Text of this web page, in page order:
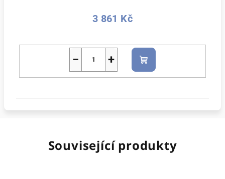
3 861 Kč
+
−
Do
košíku
Související produkty